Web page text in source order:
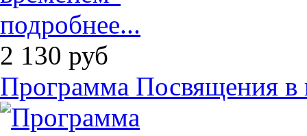
подробнее...
2 130 руб
Программа Посвящения в